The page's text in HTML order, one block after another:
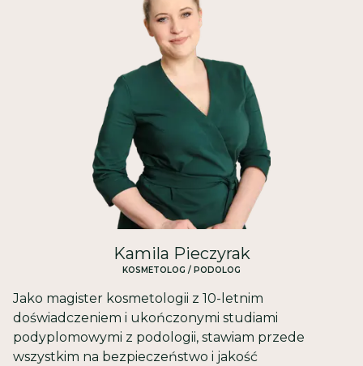
Kamila Pieczyrak
KOSMETOLOG / PODOLOG
Jako magister kosmetologii z 10-letnim
doświadczeniem i ukończonymi studiami
podyplomowymi z podologii, stawiam przede
wszystkim na bezpieczeństwo i jakość